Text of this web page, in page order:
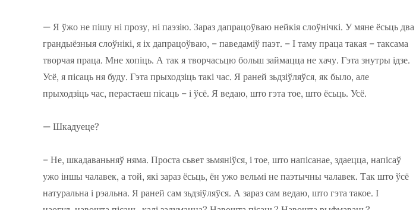
— Я ўжо не пішу ні прозу, ні паэзію. Зараз дапрацоўваю нейкія слоўнічкі. У мяне ёсьць два
грандыёзныя слоўнікі, я іх дапрацоўваю, – паведаміў паэт. – І таму праца такая – таксама
творчая праца. Мне хопіць. А так я творчасьцю больш займацца не хачу. Гэта знутры ідзе.
Усё, я пісаць ня буду. Гэта прыходзіць такі час. Я раней зьдзіўляўся, як было, але
прыходзіць час, перастаеш пісаць – і ўсё. Я ведаю, што гэта тое, што ёсьць. Усё.
— Шкадуеце?
– Не, шкадаваньняў няма. Проста сьвет зьмяніўся, і тое, што напісанае, здаецца, напісаў
ужо іншы чалавек, а той, які зараз ёсьць, ён ужо вельмі не паэтычны чалавек. Так што ўсё
натуральна і рэальна. Я раней сам зьдзіўляўся. А зараз сам ведаю, што гэта такое. І